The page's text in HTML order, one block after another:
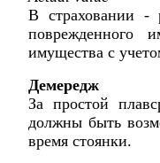
В страховании -
поврежденного
имущества с
Демередж
За простой
должны быть
время стоянки.